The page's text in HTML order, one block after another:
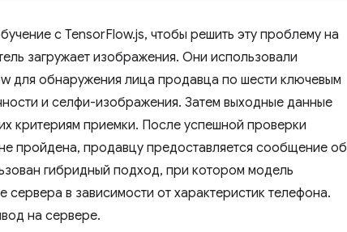
с TensorFlow.js, чтобы решить эту проблему на
загружает изображения. Они использовали
для обнаружения лица продавца по шести ключевым
и селфи-изображения. Затем выходные данные
критериям приемки. После успешной проверки
пройдена, продавцу предоставляется сообщение об
гибридный подход, при котором модель
в зависимости от характеристик телефона.
на сервере.